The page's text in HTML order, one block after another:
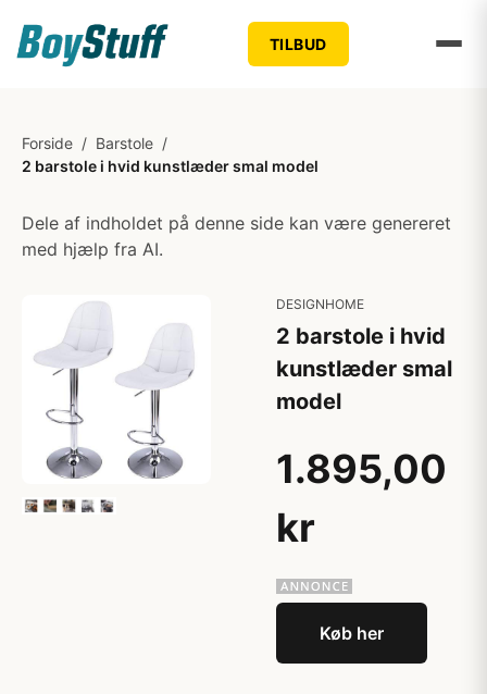
TILBUD
Forside / Barstole /
2 barstole i hvid kunstlæder smal model
Dele af indholdet på denne side kan være genereret
med hjælp fra AI.
DESIGNHOME
2 barstole i hvid
kunstlæder smal
model
1.895,00
kr
Køb her